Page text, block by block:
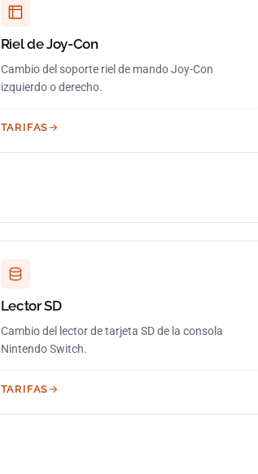
Riel de Joy-Con
Cambio del soporte riel de mando Joy-Con
izquierdo o derecho.
TARIFAS
Lector SD
Cambio del lector de tarjeta SD de la consola
Nintendo Switch.
TARIFAS